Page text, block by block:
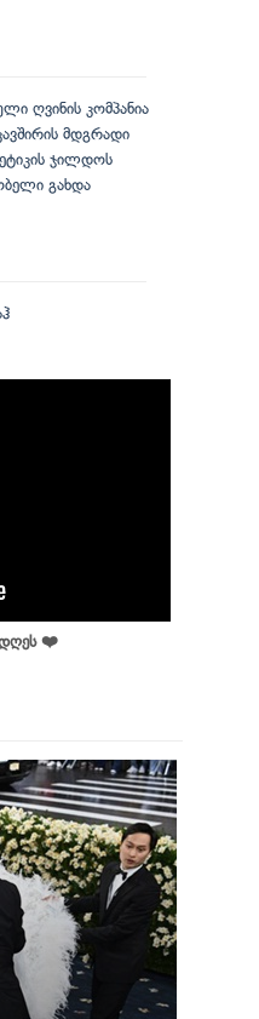
ღვინის კომპანია
მდგრადი
ჯილდოს
გახდა
დღეს ❤️